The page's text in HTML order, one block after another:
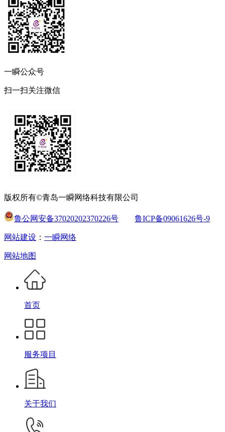
一瞬公众号
扫一扫关注微信
版权所有©青岛一瞬网络科技有限公司
鲁公网安备37020202370226号 鲁ICP备09061626号-9
网站建设 ： 一瞬网络
网站地图
首页
服务项目
关于我们